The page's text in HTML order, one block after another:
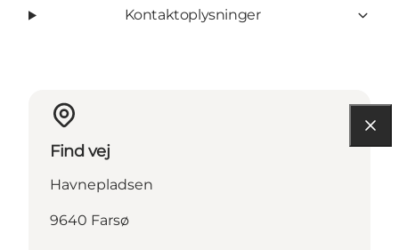
Kontaktoplysninger
Find vej
Havnepladsen
9640 Farsø